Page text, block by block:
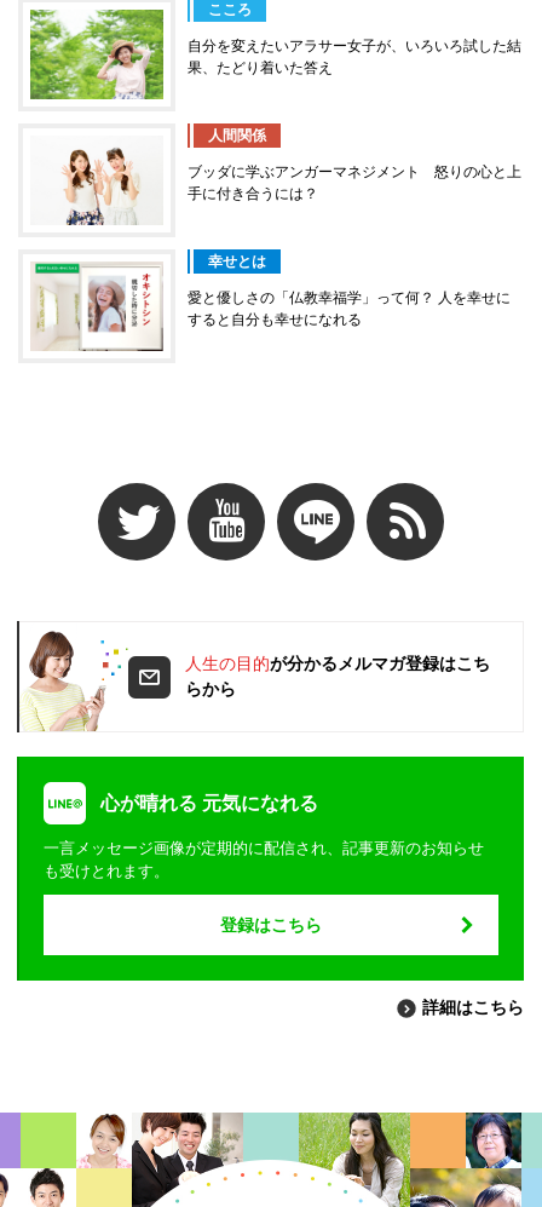
こころ
自分を変えたいアラサー女子が、いろいろ試した結
果、たどり着いた答え
人間関係
ブッダに学ぶアンガーマネジメント 怒りの心と上
手に付き合うには？
幸せとは
愛と優しさの「仏教幸福学」って何？ 人を幸せに
すると自分も幸せになれる
人生の目的が分かるメルマガ登録はこち
らから
心が晴れる 元気になれる
一言メッセージ画像が定期的に配信され、記事更新のお知らせ
も受けとれます。
登録はこちら
詳細はこちら